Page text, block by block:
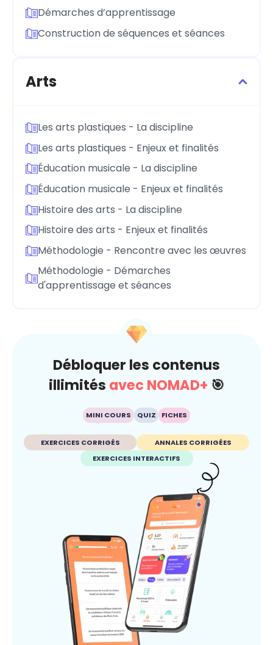
Démarches d’apprentissage
Construction de séquences et séances
Arts
Les arts plastiques - La discipline
Les arts plastiques - Enjeux et finalités
Éducation musicale - La discipline
Éducation musicale - Enjeux et finalités
Histoire des arts - La discipline
Histoire des arts - Enjeux et finalités
Méthodologie - Rencontre avec les œuvres
Méthodologie - Démarches
d'apprentissage et séances
Débloquer les contenus
illimités avec NOMAD+ 🎯
MINI COURS QUIZ FICHES
EXERCICES CORRIGÉS
ANNALES CORRIGÉES
EXERCICES INTERACTIFS